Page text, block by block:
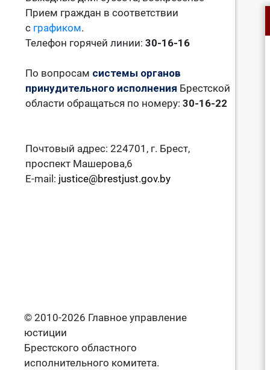
Прием граждан в соответствии
с графиком.
Телефон горячей линии: 30-16-16
По вопросам системы органов
принудительного исполнения Брестской
области обращаться по номеру: 30-16-22
Почтовый адрес: 224701, г. Брест,
проспект Машерова,6
E-mail: justice@brestjust.gov.by
© 2010-2026 Главное управление
юстиции
Брестского областного
исполнительного комитета.